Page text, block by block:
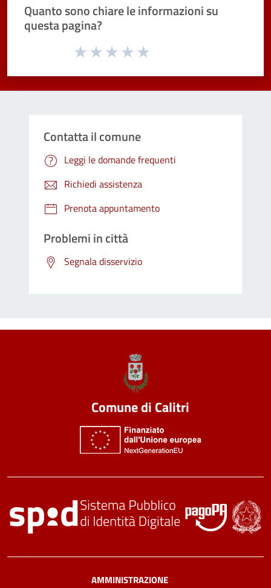
Quanto sono chiare le informazioni su
questa pagina?
Valuta da 1 a 5 stelle la pagina
Contatta il comune
Leggi le domande frequenti
Richiedi assistenza
Prenota appuntamento
Problemi in città
Segnala disservizio
Comune di Calitri
AMMINISTRAZIONE